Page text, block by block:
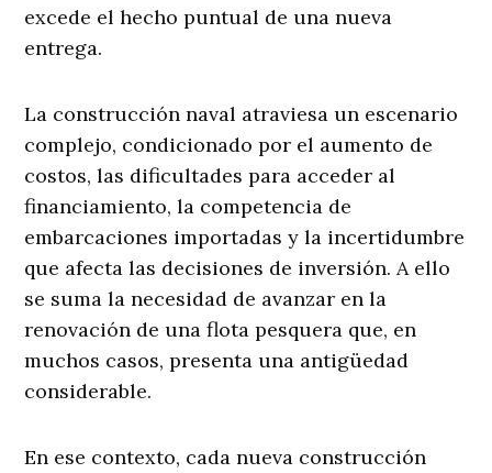
excede el hecho puntual de una nueva
entrega.
La construcción naval atraviesa un escenario
complejo, condicionado por el aumento de
costos, las dificultades para acceder al
financiamiento, la competencia de
embarcaciones importadas y la incertidumbre
que afecta las decisiones de inversión. A ello
se suma la necesidad de avanzar en la
renovación de una flota pesquera que, en
muchos casos, presenta una antigüedad
considerable.
En ese contexto, cada nueva construcción